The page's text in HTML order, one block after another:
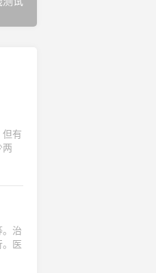
但有
两
。治
。医